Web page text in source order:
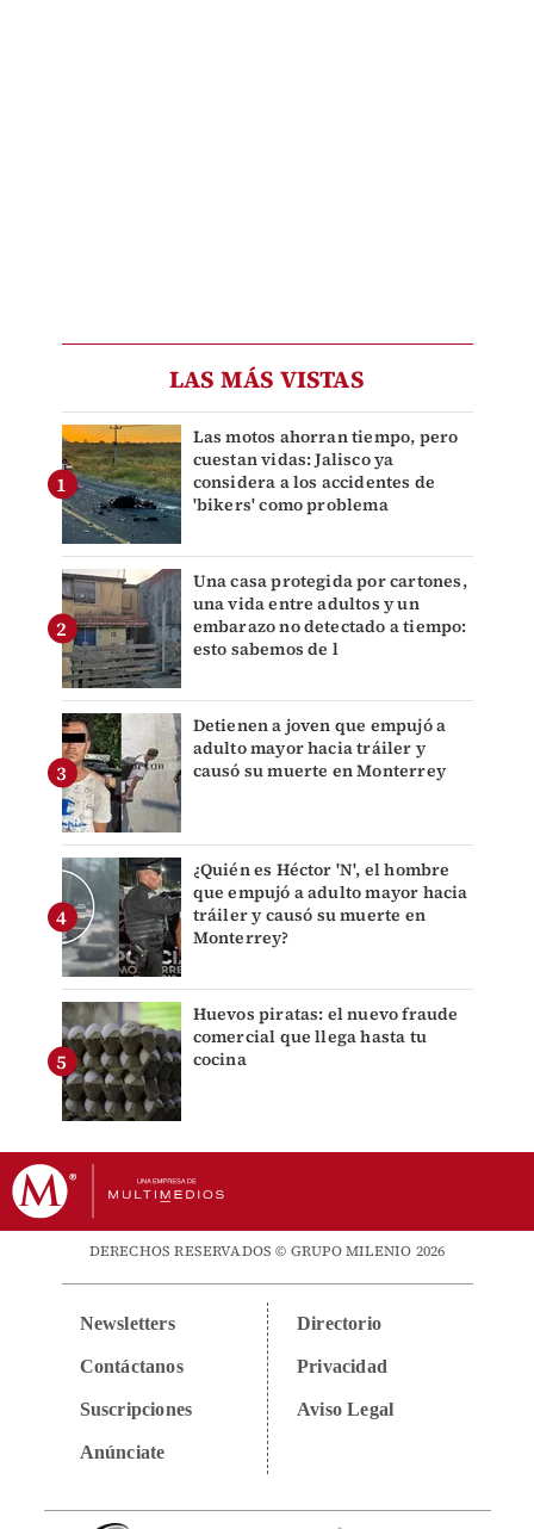
LAS MÁS VISTAS
Las motos ahorran tiempo, pero
cuestan vidas: Jalisco ya
considera a los accidentes de
'bikers' como problema
Una casa protegida por cartones,
una vida entre adultos y un
embarazo no detectado a tiempo:
esto sabemos de l
Detienen a joven que empujó a
adulto mayor hacia tráiler y
causó su muerte en Monterrey
¿Quién es Héctor 'N', el hombre
que empujó a adulto mayor hacia
tráiler y causó su muerte en
Monterrey?
Huevos piratas: el nuevo fraude
comercial que llega hasta tu
cocina
DERECHOS RESERVADOS © GRUPO MILENIO 2026
Newsletters
Contáctanos
Suscripciones
Anúnciate
Directorio
Privacidad
Aviso Legal